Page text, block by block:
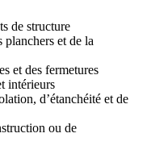
de structure
planchers et de la
et des fermetures
intérieurs
d’étanchéité et de
ou de